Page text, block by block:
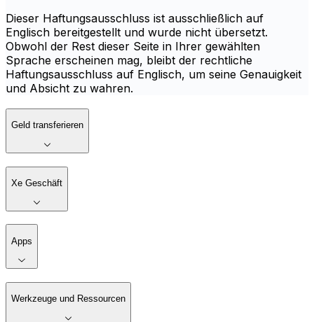
Dieser Haftungsausschluss ist ausschließlich auf
Englisch bereitgestellt und wurde nicht übersetzt.
Obwohl der Rest dieser Seite in Ihrer gewählten
Sprache erscheinen mag, bleibt der rechtliche
Haftungsausschluss auf Englisch, um seine Genauigkeit
und Absicht zu wahren.
Geld transferieren
Xe Geschäft
Apps
Werkzeuge und Ressourcen